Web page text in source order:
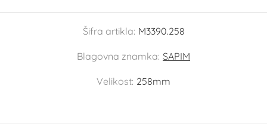
Šifra artikla: M3390.258
Blagovna znamka: SAPIM
Velikost: 258mm